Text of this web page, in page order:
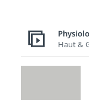
Haut &